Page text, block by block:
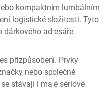
kompaktním lumbálním
logistické složitosti. Tyto
adresáře
přizpůsobení. Prvky
nebo společně
stávají i malé sériové